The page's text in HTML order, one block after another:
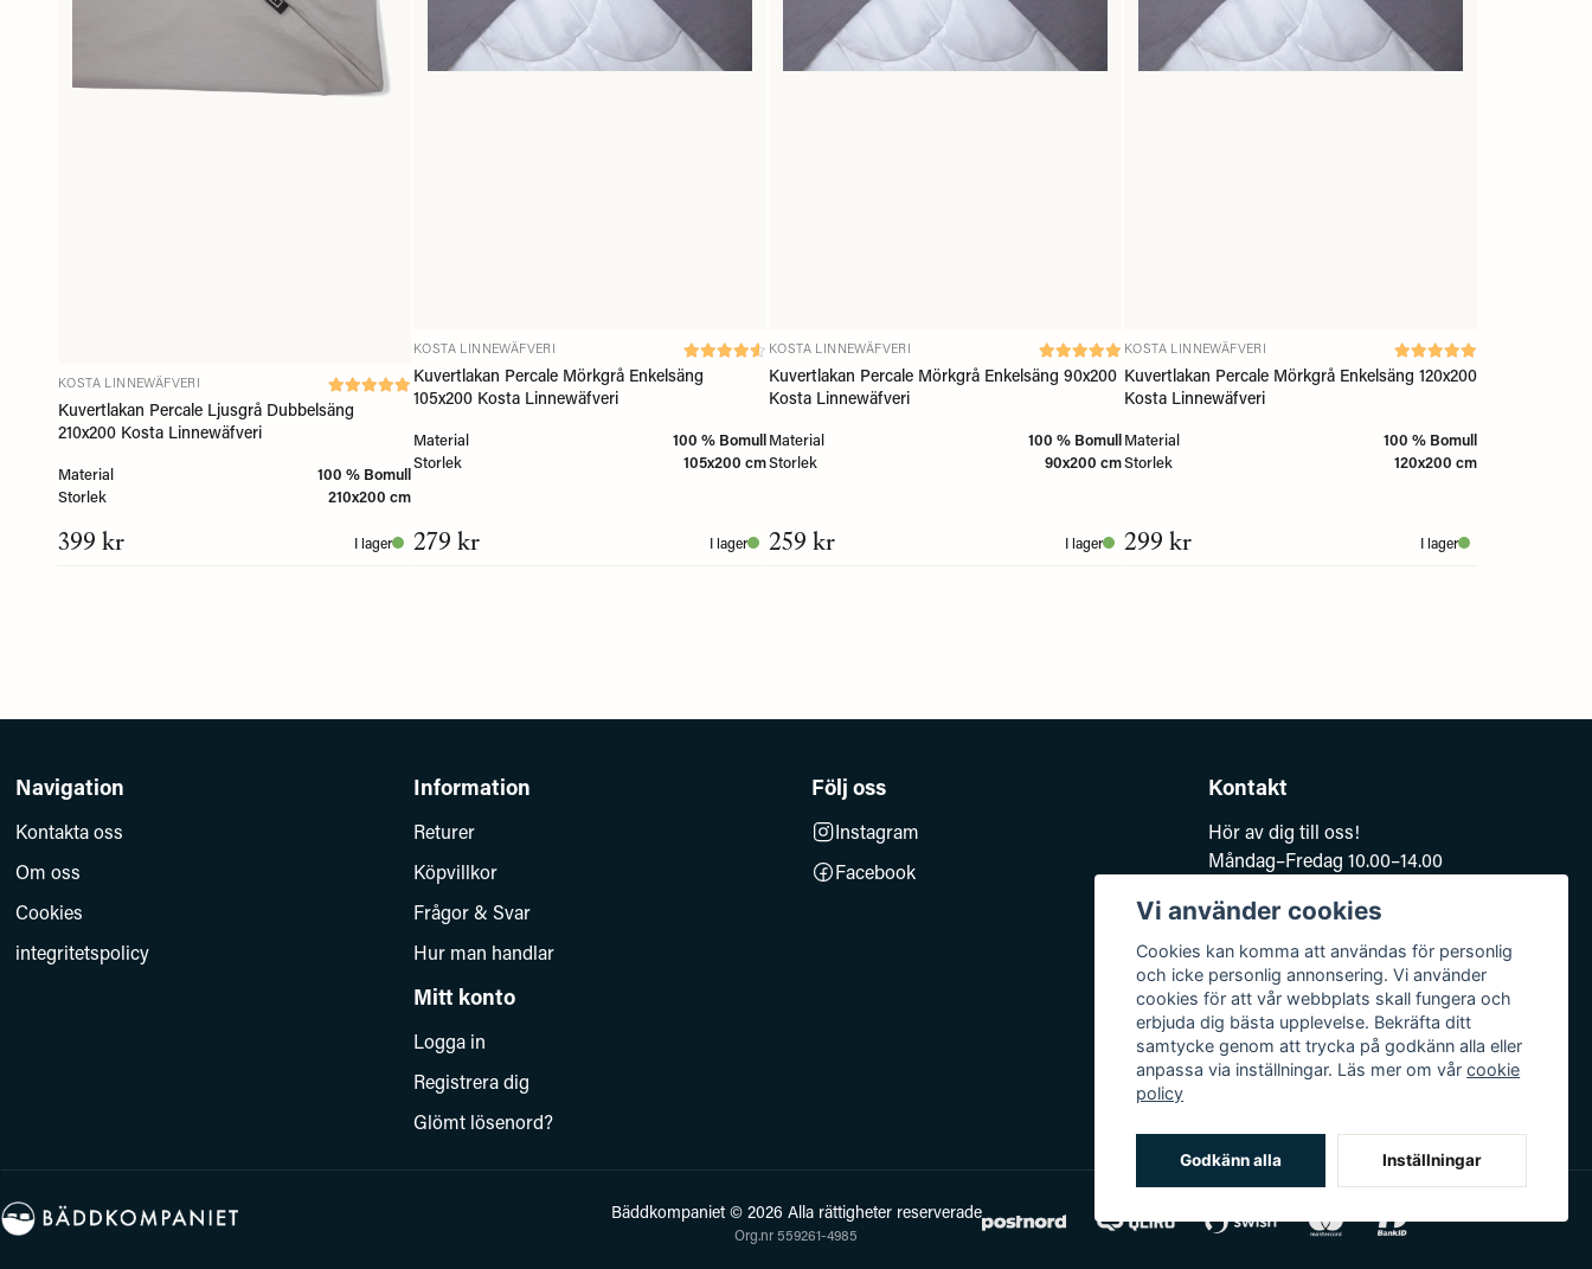
KOSTA LINNEWÄFVERI
Kuvertlakan Percale Ljusgrå Dubbelsäng
210x200 Kosta Linnewäfveri
Material
100 % Bomull
Storlek
210x200 cm
399 kr I lager
KOSTA LINNEWÄFVERI
Kuvertlakan Percale Mörkgrå Enkelsäng
105x200 Kosta Linnewäfveri
Material
100 % Bomull
Storlek
105x200 cm
279 kr I lager
KOSTA LINNEWÄFVERI
Kuvertlakan Percale Mörkgrå Enkelsäng 90x200
Kosta Linnewäfveri
Material
100 % Bomull
Storlek
90x200 cm
259 kr I lager
KOSTA LINNEWÄFVERI
Kuvertlakan Percale Mörkgrå Enkelsäng 120x200
Kosta Linnewäfveri
Material
100 % Bomull
Storlek
120x200 cm
299 kr I lager
Navigation
Kontakta oss
Om oss
Cookies
integritetspolicy
Information
Returer
Köpvillkor
Frågor & Svar
Hur man handlar
Mitt konto
Logga in
Registrera dig
Glömt lösenord?
Följ oss
Instagram
Facebook
Kontakt
Hör av dig till oss!
Måndag–Fredag 10.00–14.00
kundsupport@baddkompaniet.se
Telefon:044-813 00
Org.nr 5594278177
Björkhagavägen 11
28832 Vinslöv
Bäddkompaniet © 2026 Alla rättigheter reserverade
Org.nr 559261-4985
Vi använder cookies
Cookies kan komma att användas för personlig
och icke personlig annonsering. Vi använder
cookies för att vår webbplats skall fungera och
erbjuda dig bästa upplevelse. Bekräfta ditt
samtycke genom att trycka på godkänn alla eller
anpassa via inställningar. Läs mer om vårcookie
policy
Godkänn alla Inställningar